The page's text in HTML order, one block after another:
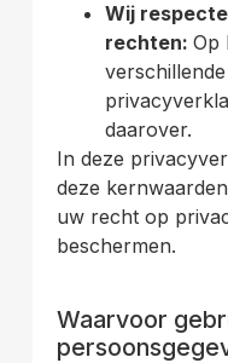
Wij
rechten: Op
daarover.
In deze
deze
uw recht op
beschermen.
Waarvoor